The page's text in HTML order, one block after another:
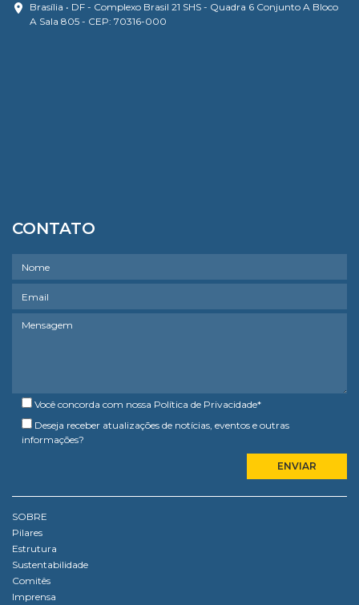
Brasília • DF - Complexo Brasil 21 SHS - Quadra 6 Conjunto A Bloco
A Sala 805 - CEP: 70316-000
CONTATO
Você concorda com nossa Política de Privacidade*
Deseja receber atualizações de notícias, eventos e outras
informações?
SOBRE
Pilares
Estrutura
Sustentabilidade
Comitês
Imprensa